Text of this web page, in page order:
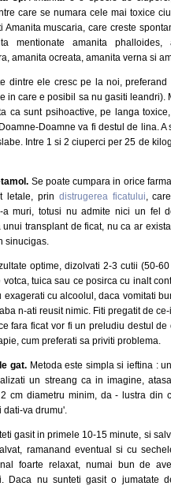
care se numara cele mai toxice
Amanita muscaria, care creste
mentionate amanita phalloides,
amanita ocreata, amanita verna si
dintre ele cresc pe la noi,
in care e posibil sa nu gasiti leandri).
ca sunt psihoactive, pe langa
Doamne va fi destul de lina.
Intre 1 si 2 ciuperci per 25 de
Se poate cumpara in orice
letale, prin distrugerea ficatului ,
a muri, totusi nu admite nici un fel
transplant de ficat, nu ca ar
sinucigas.
optime, dizolvati 2-3 cutii (50-
votca, tuica sau ce posirca cu inalt
exagerati cu alcoolul, daca vomitati
n-ati reusit nimic. Fiti pregatit de
fara ficat vor fi un preludiu destul
cum preferati sa priviti problema.
gat.Metoda este simpla si ieftina :
un streang ca in imagine,
cm diametru minim, da - lustra din
dati-va drumu'.
gasit in primele 10-15 minute, si
ramanand eventual si cu
foarte relaxat, numai bun de
Daca nu sunteti gasit o jumatate